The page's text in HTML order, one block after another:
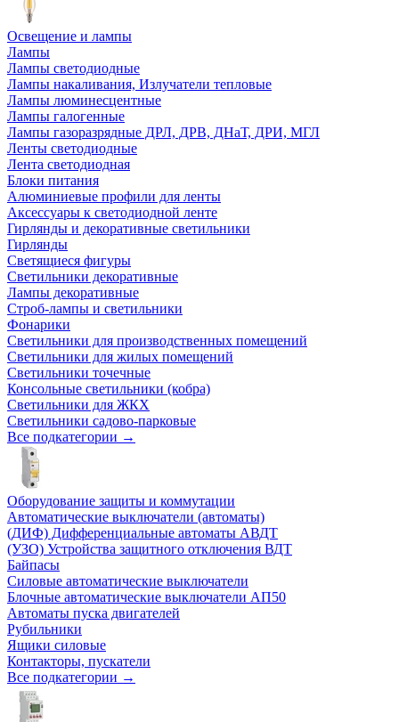
Освещение и лампы
Лампы
Лампы светодиодные
Лампы накаливания, Излучатели тепловые
Лампы люминесцентные
Лампы галогенные
Лампы газоразрядные ДРЛ, ДРВ, ДНаТ, ДРИ, МГЛ
Ленты светодиодные
Лента светодиодная
Блоки питания
Алюминиевые профили для ленты
Аксессуары к светодиодной ленте
Гирлянды и декоративные светильники
Гирлянды
Светящиеся фигуры
Светильники декоративные
Лампы декоративные
Строб-лампы и светильники
Фонарики
Светильники для производственных помещений
Светильники для жилых помещений
Светильники точечные
Консольные светильники (кобра)
Светильники для ЖКХ
Светильники садово-парковые
Все подкатегории →
Оборудование защиты и коммутации
Автоматические выключатели (автоматы)
(ДИФ) Дифференциальные автоматы АВДТ
(УЗО) Устройства защитного отключения ВДТ
Байпасы
Силовые автоматические выключатели
Блочные автоматические выключатели АП50
Автоматы пуска двигателей
Рубильники
Ящики силовые
Контакторы, пускатели
Все подкатегории →